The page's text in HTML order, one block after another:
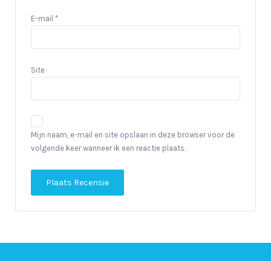
E-mail *
Site
Mijn naam, e-mail en site opslaan in deze browser voor de
volgende keer wanneer ik een reactie plaats.